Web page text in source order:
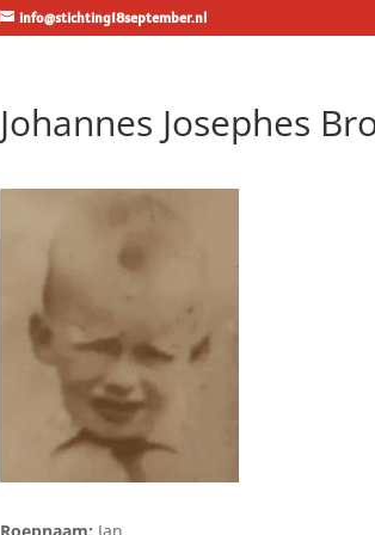
info@stichting18september.nl
Johannes Josephes